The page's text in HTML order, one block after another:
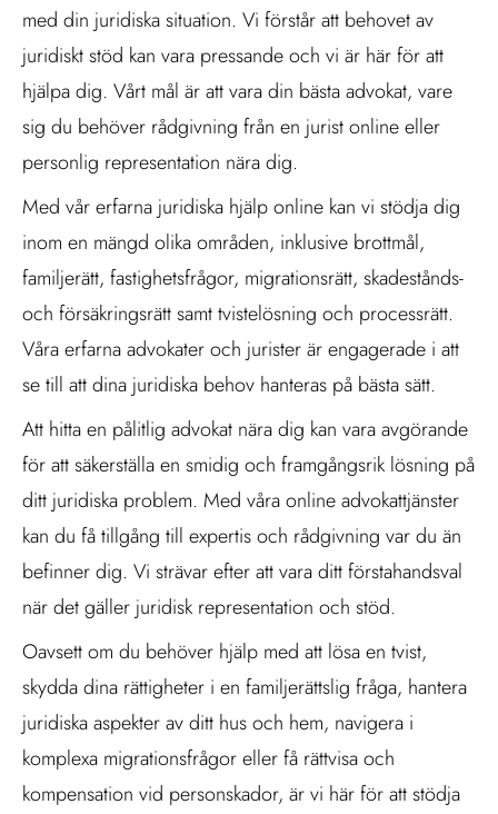
med din juridiska situation. Vi förstår att behovet av
juridiskt stöd kan vara pressande och vi är här för att
hjälpa dig. Vårt mål är att vara din bästa advokat, vare
sig du behöver rådgivning från en jurist online eller
personlig representation nära dig.
Med vår erfarna juridiska hjälp online kan vi stödja dig
inom en mängd olika områden, inklusive brottmål,
familjerätt, fastighetsfrågor, migrationsrätt, skadestånds-
och försäkringsrätt samt tvistelösning och processrätt.
Våra erfarna advokater och jurister är engagerade i att
se till att dina juridiska behov hanteras på bästa sätt.
Att hitta en pålitlig advokat nära dig kan vara avgörande
för att säkerställa en smidig och framgångsrik lösning på
ditt juridiska problem. Med våra online advokattjänster
kan du få tillgång till expertis och rådgivning var du än
befinner dig. Vi strävar efter att vara ditt förstahandsval
när det gäller juridisk representation och stöd.
Oavsett om du behöver hjälp med att lösa en tvist,
skydda dina rättigheter i en familjerättslig fråga, hantera
juridiska aspekter av ditt hus och hem, navigera i
komplexa migrationsfrågor eller få rättvisa och
kompensation vid personskador, är vi här för att stödja